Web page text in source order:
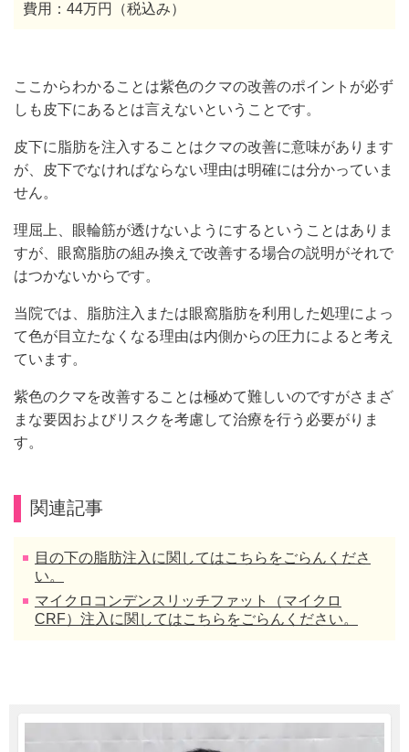
費用：44万円（税込み）
ここからわかることは紫色のクマの改善のポイントが必ず
しも皮下にあるとは言えないということです。
皮下に脂肪を注入することはクマの改善に意味があります
が、皮下でなければならない理由は明確には分かっていま
せん。
理屈上、眼輪筋が透けないようにするということはありま
すが、眼窩脂肪の組み換えで改善する場合の説明がそれで
はつかないからです。
当院では、脂肪注入または眼窩脂肪を利用した処理によっ
て色が目立たなくなる理由は内側からの圧力によると考え
ています。
紫色のクマを改善することは極めて難しいのですがさまざ
まな要因およびリスクを考慮して治療を行う必要がりま
す。
関連記事
目の下の脂肪注入に関してはこちらをごらんくださ
い。
マイクロコンデンスリッチファット（マイクロ
CRF）注入に関してはこちらをごらんください。